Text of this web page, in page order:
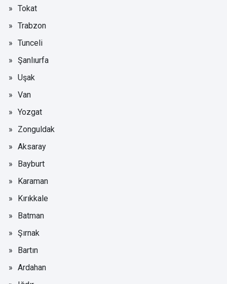
Tokat
Trabzon
Tunceli
Şanlıurfa
Uşak
Van
Yozgat
Zonguldak
Aksaray
Bayburt
Karaman
Kırıkkale
Batman
Şırnak
Bartın
Ardahan